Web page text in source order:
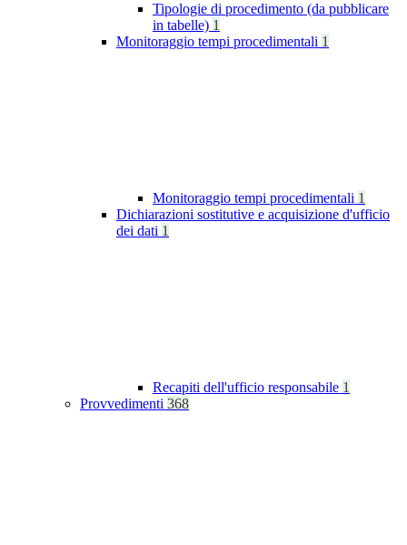
Tipologie di procedimento (da pubblicare
in tabelle) 1
Monitoraggio tempi procedimentali 1
Monitoraggio tempi procedimentali 1
Dichiarazioni sostitutive e acquisizione d'ufficio
dei dati 1
Recapiti dell'ufficio responsabile 1
Provvedimenti 368